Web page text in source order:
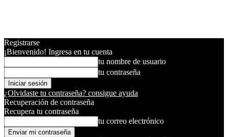
Registrarse
¡Bienvenido! Ingresa en tu cuenta
tu nombre de usuario
tu contraseña
¿Olvidaste tu contraseña? consigue ayuda
Recuperación de contraseña
Recupera tu contraseña
tu correo electrónico